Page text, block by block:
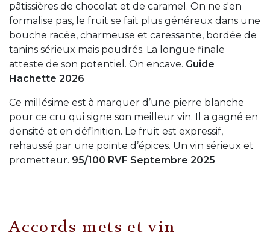
pâtissières de chocolat et de caramel. On ne s'en
formalise pas, le fruit se fait plus généreux dans une
bouche racée, charmeuse et caressante, bordée de
tanins sérieux mais poudrés. La longue finale
atteste de son potentiel. On encave. Guide
Hachette 2026
Ce millésime est à marquer d’une pierre blanche
pour ce cru qui signe son meilleur vin. Il a gagné en
densité et en définition. Le fruit est expressif,
rehaussé par une pointe d’épices. Un vin sérieux et
prometteur. 95/100 RVF Septembre 2025
Accords mets et vin